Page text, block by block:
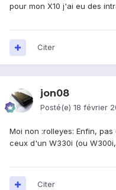
pour mon X10 j'ai eu des
Citer
jon08
Posté(e) 18 février
Moi non :rolleyes: Enfin,
ceux d'un W330i (ou
Citer